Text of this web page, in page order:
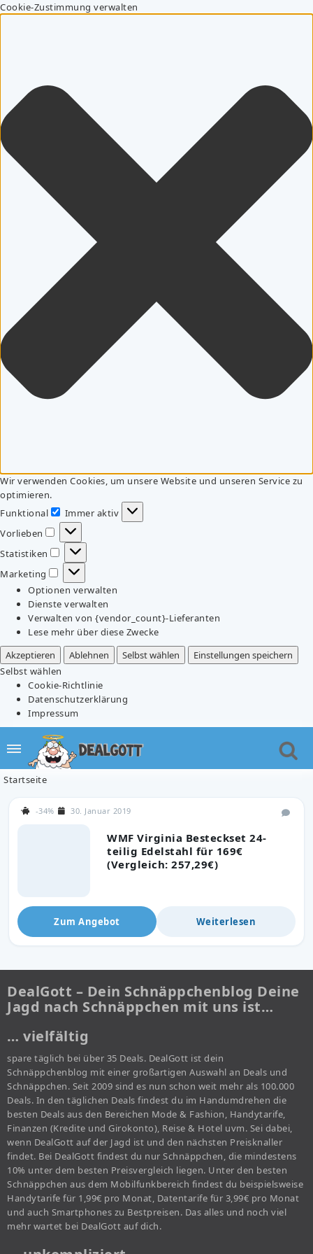
Cookie-Zustimmung verwalten
Wir verwenden Cookies, um unsere Website und unseren Service zu
optimieren.
Funktional
Funktional
Immer aktiv
Vorlieben
Vorlieben
Statistiken
Statistiken
Marketing
Marketing
Optionen verwalten
Dienste verwalten
Verwalten von {vendor_count}-Lieferanten
Lese mehr über diese Zwecke
Akzeptieren
Ablehnen Selbst wählen
Einstellungen speichern
Selbst wählen
Cookie-Richtlinie
Datenschutzerklärung
Impressum
Startseite
WMF Virginia Besteckset 24-
teilig Edelstahl für 169€
(Vergleich: 257,29€)
-34% 30. Januar 2019
Zum Angebot Weiterlesen
DealGott – Dein Schnäppchenblog Deine
Jagd nach Schnäppchen mit uns ist…
… vielfältig
spare täglich bei über 35 Deals. DealGott ist dein
Schnäppchenblog mit einer großartigen Auswahl an Deals und
Schnäppchen. Seit 2009 sind es nun schon weit mehr als 100.000
Deals. In den täglichen Deals findest du im Handumdrehen die
besten Deals aus den Bereichen Mode & Fashion, Handytarife,
Finanzen (Kredite und Girokonto), Reise & Hotel uvm. Sei dabei,
wenn DealGott auf der Jagd ist und den nächsten Preisknaller
findet. Bei DealGott findest du nur Schnäppchen, die mindestens
10% unter dem besten Preisvergleich liegen. Unter den besten
Schnäppchen aus dem Mobilfunkbereich findest du beispielsweise
Handytarife für 1,99€ pro Monat, Datentarife für 3,99€ pro Monat
und auch Smartphones zu Bestpreisen. Das alles und noch viel
mehr wartet bei DealGott auf dich.